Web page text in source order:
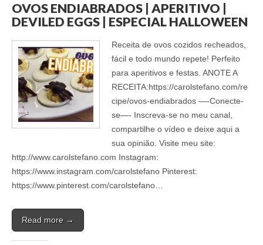
OVOS ENDIABRADOS | APERITIVO |
DEVILED EGGS | ESPECIAL HALLOWEEN
Receita de ovos cozidos recheados,
fácil e todo mundo repete! Perfeito
para aperitivos e festas. ANOTE A
RECEITA:https://carolstefano.com/re
cipe/ovos-endiabrados —-Conecte-
se—- ‎Inscreva-se no meu canal,
compartilhe o vídeo e deixe aqui a
sua opinião. Visite meu site:
http://www.carolstefano.com Instagram:
https://www.instagram.com/carolstefano Pinterest:
https://www.pinterest.com/carolstefano…
Read more →